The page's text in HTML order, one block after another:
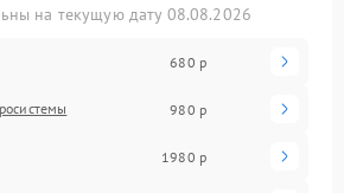
на текущую дату 08.08.2026
680 р
980 р
1980 р